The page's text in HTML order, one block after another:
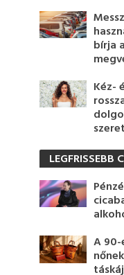
bírja
Kéz-
LEGFRISSEBB
A